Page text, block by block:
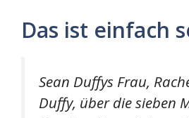
Das ist einfach
Sean Duffys Frau,
Duffy, über die sieben